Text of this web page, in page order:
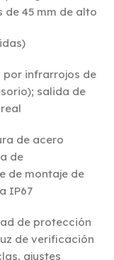
45 mm de alto
por infrarrojos de
salida de
de acero
de
de montaje de
IP67
de protección
de verificación
ajustes